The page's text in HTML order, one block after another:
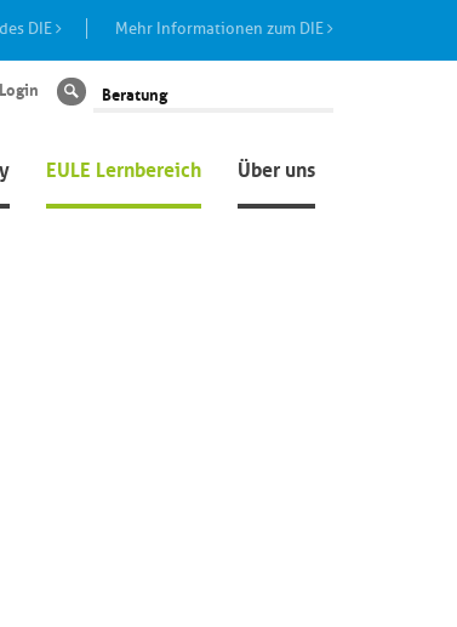
DIE Mehr Informationen zum DIE
EULE Lernbereich Über uns
Login Suche